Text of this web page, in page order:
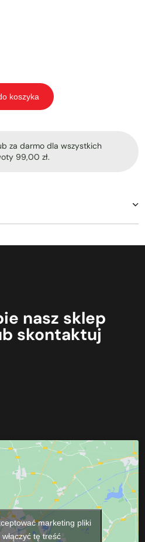
koszyka
za darmo dla wszystkich
99,00 zł.
nasz sklep
skontaktuj
marketing pliki
tę treść